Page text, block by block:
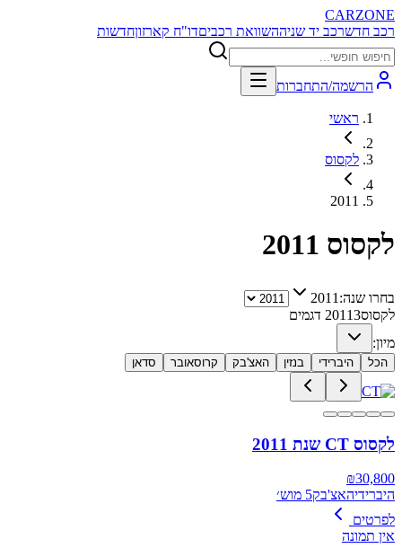
CARZONE
רכב חדשרכב יד שניההשוואת רכביםדו"ח קארזוןחדשות
הרשמה/התחברות
ראשי
לקסוס
2011
לקסוס 2011
בחרו שנה: 2011
לקסוס
20113
דגמים
מיון:
הכל היברידי בנזין האצ'בק קרוסאובר סדאן
לקסוס CT שנת 2011
₪30,800
היברידיהאצ'בק5 מוש׳
לפרטים
אין תמונה